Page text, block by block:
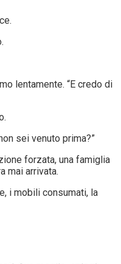
lentamente. “E credo di
sei venuto prima?”
forzata, una famiglia
mai arrivata.
i mobili consumati, la